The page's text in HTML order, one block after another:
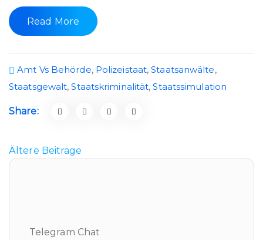
Read More
Amt Vs Behörde, Polizeistaat,Staatsanwälte,
Staatsgewalt,Staatskriminalität,Staatssimulation
Share:
Ältere Beiträge
Telegram Chat